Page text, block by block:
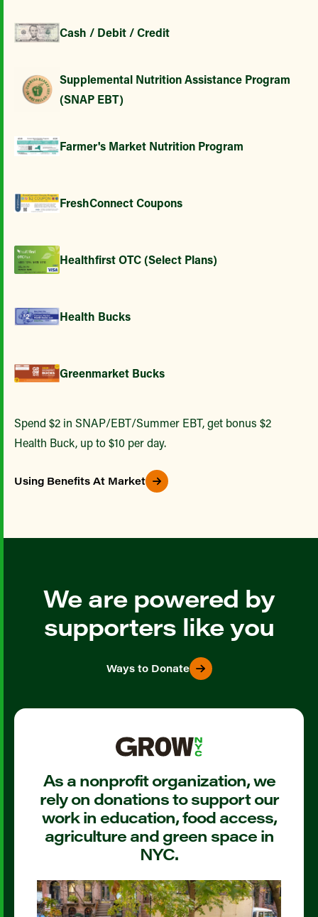
Cash / Debit / Credit
Supplemental Nutrition Assistance Program
(SNAP EBT)
Farmer's Market Nutrition Program
FreshConnect Coupons
Healthfirst OTC (Select Plans)
Health Bucks
Greenmarket Bucks
Spend $2 in SNAP/EBT/Summer EBT, get bonus $2
Health Buck, up to $10 per day.
Using Benefits At Market
We are powered by
supporters like you
Ways to Donate
As a nonprofit organization, we
rely on donations to support our
work in education, food access,
agriculture and green space in
NYC.